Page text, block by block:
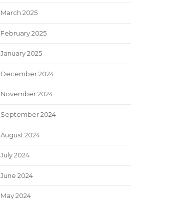
March 2025
February 2025
January 2025
December 2024
November 2024
September 2024
August 2024
July 2024
June 2024
May 2024